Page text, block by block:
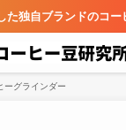
た独自ブランドのコー
ーグラインダー